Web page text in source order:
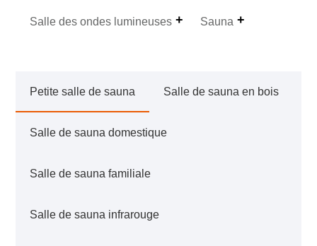
Salle des ondes lumineuses Sauna
Petite salle de sauna Salle de sauna en bois
Salle de sauna domestique
Salle de sauna familiale
Salle de sauna infrarouge